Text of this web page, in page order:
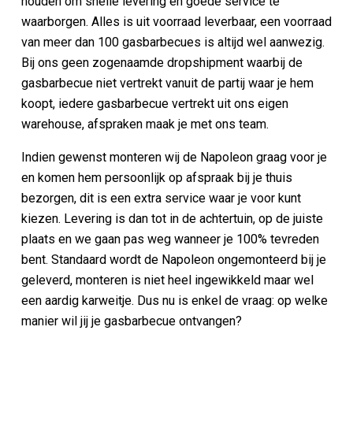
waarborgen. Alles is uit voorraad leverbaar, een voorraad
van meer dan 100 gasbarbecues is altijd wel aanwezig.
Bij ons geen zogenaamde dropshipment waarbij de
gasbarbecue niet vertrekt vanuit de partij waar je hem
koopt, iedere gasbarbecue vertrekt uit ons eigen
warehouse, afspraken maak je met ons team.
Indien gewenst monteren wij de Napoleon graag voor je
en komen hem persoonlijk op afspraak bij je thuis
bezorgen, dit is een extra service waar je voor kunt
kiezen. Levering is dan tot in de achtertuin, op de juiste
plaats en we gaan pas weg wanneer je 100% tevreden
bent. Standaard wordt de Napoleon ongemonteerd bij je
geleverd, monteren is niet heel ingewikkeld maar wel
een aardig karweitje. Dus nu is enkel de vraag: op welke
manier wil jij je gasbarbecue ontvangen?